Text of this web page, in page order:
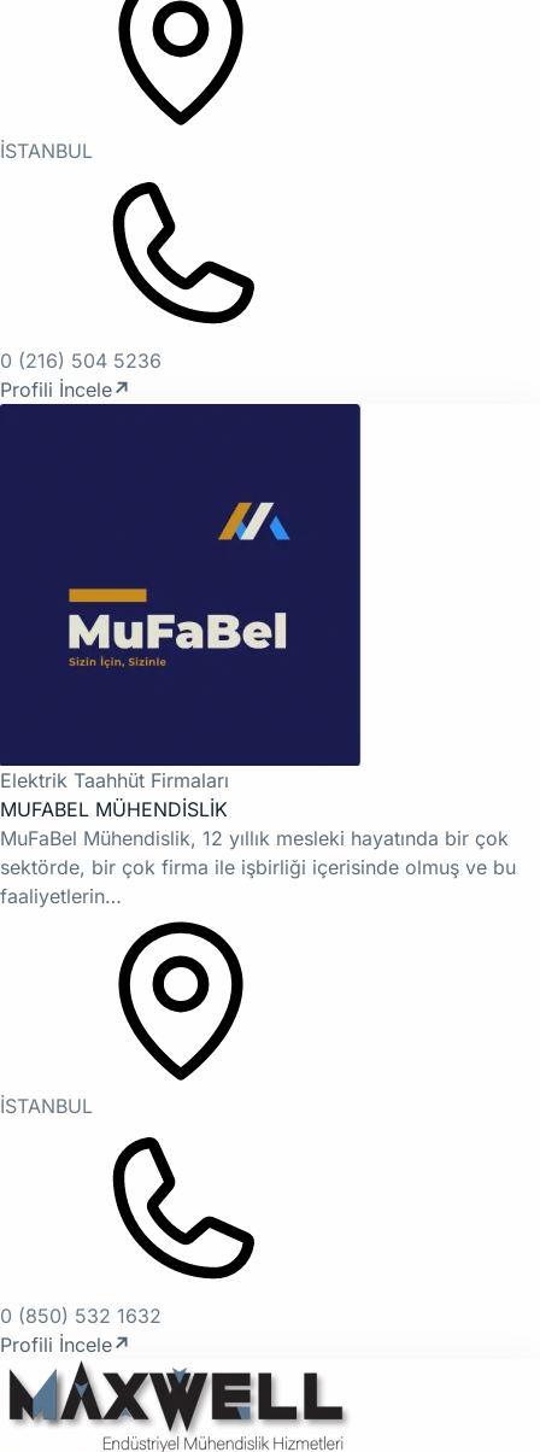
İSTANBUL
0 (216) 504 5236
Profili İncele↗
Elektrik Taahhüt Firmaları
MUFABEL MÜHENDİSLİK
MuFaBel Mühendislik, 12 yıllık mesleki hayatında bir çok
sektörde, bir çok firma ile işbirliği içerisinde olmuş ve bu
faaliyetlerin…
İSTANBUL
0 (850) 532 1632
Profili İncele↗